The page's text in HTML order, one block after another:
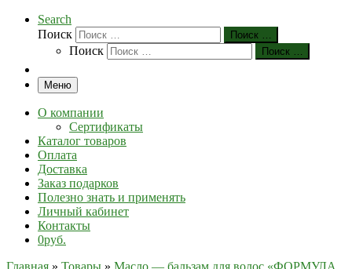
Search
Поиск
Поиск …
Поиск Поиск …
Меню
О компании
Сертификаты
Каталог товаров
Оплата
Доставка
Заказ подарков
Полезно знать и применять
Личный кабинет
Контакты
0руб.